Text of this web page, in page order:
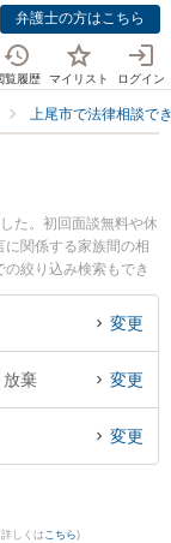
弁護士の方はこちら
覧履歴 マイリスト ログイン
上尾市で法律相談で
た。初回面談無料や休
関係する家族間の相
絞り込み検索もでき
や上尾あおぞら法律事
真弁護士のプロフィー
談無料で遺留分を法
でお困りの相談者さん
変更
放棄 変更
変更
しくはこちら)